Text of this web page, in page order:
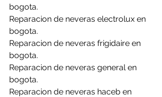
bogota.
Reparacion de neveras electrolux en
bogota.
Reparacion de neveras frigidaire en
bogota.
Reparacion de neveras general en
bogota.
Reparacion de neveras haceb en